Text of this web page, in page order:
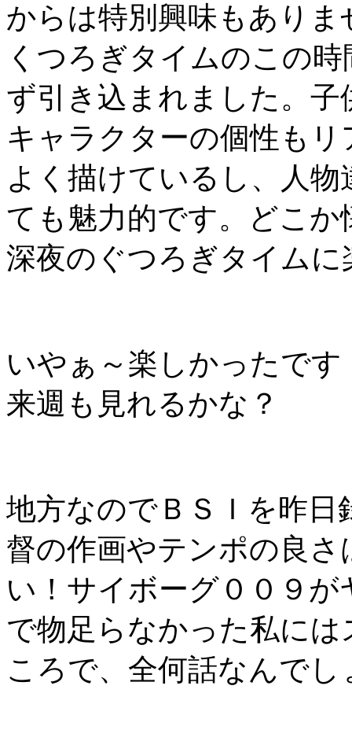
からは特別興味もありま
くつろぎタイムのこの
ず引き込まれました。
キャラクターの個性も
よく描けているし、人
ても魅力的です。どこ
深夜のぐつろぎタイム
いやぁ～楽しかったです
来週も見れるかな？
地方なのでＢＳＩを昨日
督の作画やテンポの良
い！サイボーグ００９
で物足らなかった私に
ころで、全何話なんでし